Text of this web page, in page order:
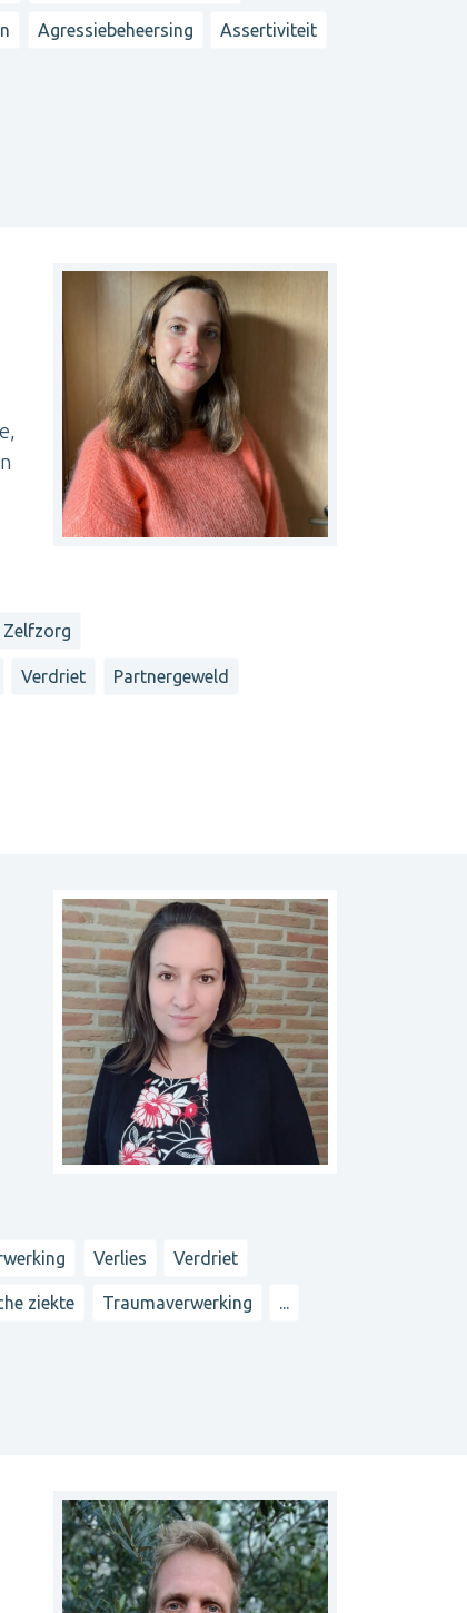
Agressiebeheersing Assertiviteit
Zelfzorg
Verdriet Partnergeweld
Verlies Verdriet
ziekte Traumaverwerking ...